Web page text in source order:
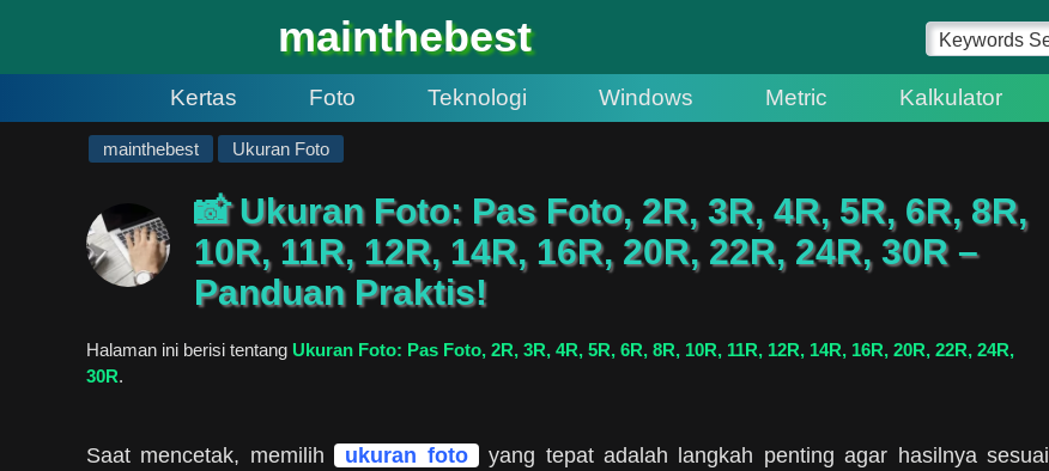
mainthebest
Kertas Foto Teknologi Windows Metric Kalkulator
mainthebest Ukuran Foto
📸 Ukuran Foto: Pas Foto, 2R, 3R, 4R, 5R, 6R, 8R,
10R, 11R, 12R, 14R, 16R, 20R, 22R, 24R, 30R –
Panduan Praktis!
Halaman ini berisi tentang Ukuran Foto: Pas Foto, 2R, 3R, 4R, 5R, 6R, 8R, 10R, 11R, 12R, 14R, 16R, 20R, 22R, 24R,
30R.
Saat mencetak, memilih ukuran foto
yang tepat adalah langkah penting agar hasilnya sesuai